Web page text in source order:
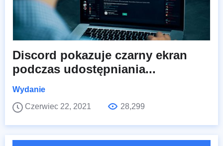
Discord pokazuje czarny ekran
podczas udostępniania...
Wydanie
Czerwiec 22, 2021
28,299